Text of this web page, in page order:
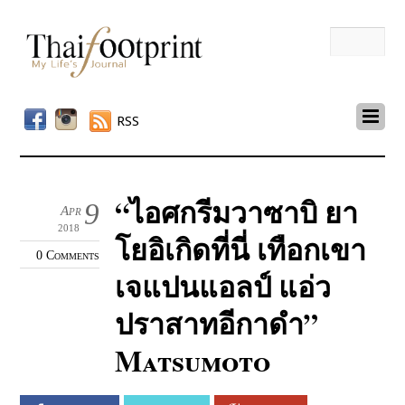
RSS
9
Apr
2018
0 Comments
“ไอศกรีมวาซาบิ ยา
โยอิเกิดที่นี่ เทือกเขา
เจแปนแอลป์ แอ่ว
ปราสาทอีกาดำ”
Matsumoto